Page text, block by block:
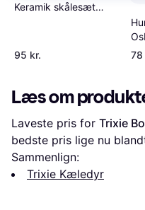
Keramik skålesæt
95 kr.
78
Læs om
Laveste pris for Trixie
bedste pris lige nu
Sammenlign:
Trixie Kæledyr